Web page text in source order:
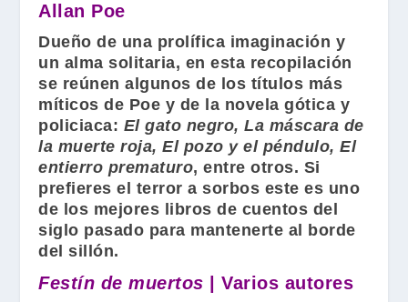
Allan Poe
Dueño de una prolífica imaginación y
un alma solitaria, en esta recopilación
se reúnen algunos de los títulos más
míticos de Poe y de la novela gótica y
policiaca: El gato negro, La máscara de
la muerte roja, El pozo y el péndulo, El
entierro prematuro, entre otros. Si
prefieres el terror a sorbos este es uno
de los mejores libros de cuentos del
siglo pasado para mantenerte al borde
del sillón.
Festín de muertos | Varios autores